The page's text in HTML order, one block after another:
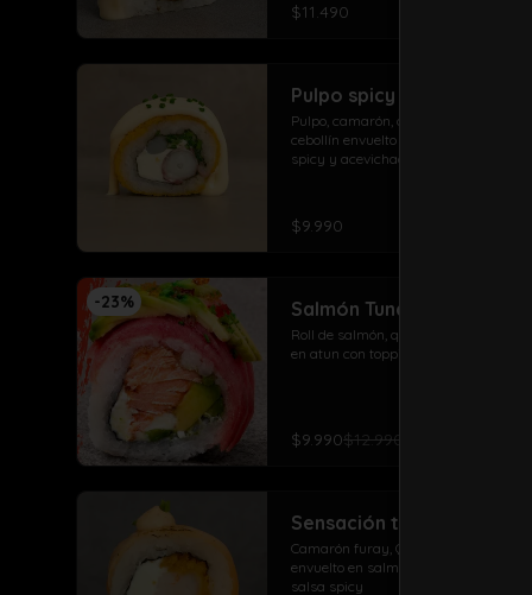
$11.490
Pulpo spicy roll
Pulpo, camarón, queso crema,
cebollín envuelto en panko con salsa
spicy y acevichada
$9.990
-23% Salmón Tuna Roll
Roll de salmón, queso, palta envuelto
en atun con topping de palta
$9.990$12.990
Sensación take roll
Camarón furay, Queso crema, palta,
envuelto en salmón flameado con
salsa spicy